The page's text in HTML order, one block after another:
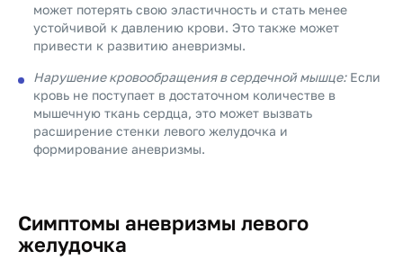
может потерять свою эластичность и стать менее
устойчивой к давлению крови. Это также может
привести к развитию аневризмы.
Нарушение кровообращения в сердечной мышце:Если
кровь не поступает в достаточном количестве в
мышечную ткань сердца, это может вызвать
расширение стенки левого желудочка и
формирование аневризмы.
Симптомы аневризмы левого
желудочка